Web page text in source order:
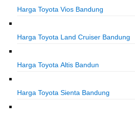
Harga Toyota Vios Bandung
Harga Toyota Land Cruiser Bandung
Harga Toyota Altis Bandun
Harga Toyota Sienta Bandung